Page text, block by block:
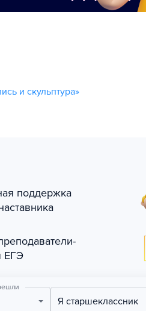
и скульптура»
поддержка
ЕГЭ
Я старшеклассник